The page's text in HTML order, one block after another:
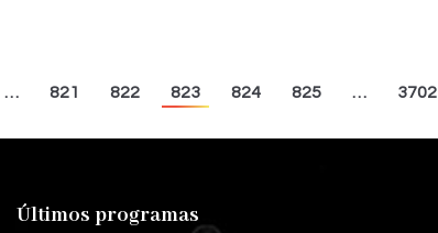
… 821 822 823 824 825 … 3702
Últimos programas